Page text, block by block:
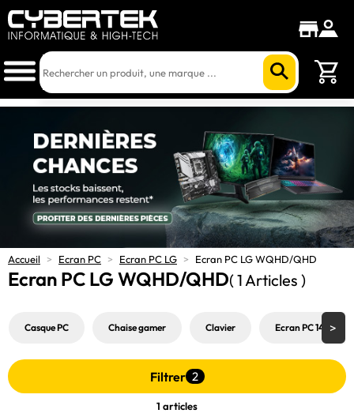
Accueil > Ecran PC > Ecran PC LG > Ecran PC LG WQHD/QHD
Ecran PC LG WQHD/QHD( 1 Articles )
Casque PC Chaise gamer Clavier Ecran PC 144Hz
Filtrer 2
1 articles